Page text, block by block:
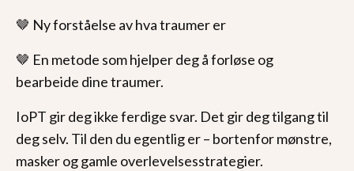
🤎 Ny forståelse av hva traumer er
🤎 En metode som hjelper deg å forløse og
bearbeide dine traumer.
IoPT gir deg ikke ferdige svar. Det gir deg tilgang til
deg selv. Til den du egentlig er – bortenfor mønstre,
masker og gamle overlevelsesstrategier.